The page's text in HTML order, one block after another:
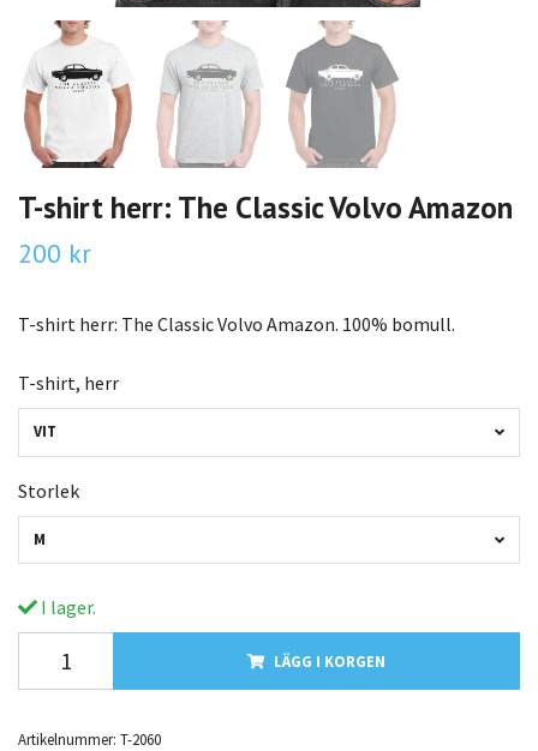
T-shirt herr: The Classic Volvo Amazon
200 kr
T-shirt herr: The Classic Volvo Amazon. 100% bomull.
T-shirt, herr
VIT
Storlek
M
I lager.
LÄGG I KORGEN
Artikelnummer: T-2060